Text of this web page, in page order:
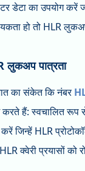
डेटा का उपयोग करें
हो तो HLR
लुकअप पात्रता
का संकेत कि नंबर
करते हैं: स्वचालित रूप
करें जिन्हें HLR
HLR क्वेरी प्रयासों